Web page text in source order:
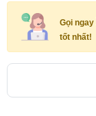
Gọi ngay
tốt nhất!